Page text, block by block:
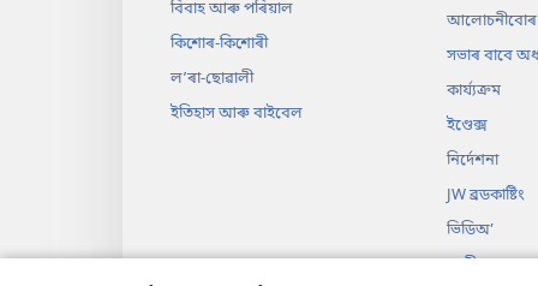
বিবাহ আৰু পৰিয়াল
কিশোৰ-কিশোৰী
লʼৰা-ছোৱালী
ইতিহাস আৰু বাইবেল
আলোচনীবোৰ
সভাৰ বাবে
কাৰ্য্যক্ৰম
ইণ্ডেক্স
নিৰ্দেশনা
JW ব্ৰডকাষ্টিং
ভিডিঅ’
সংগীত